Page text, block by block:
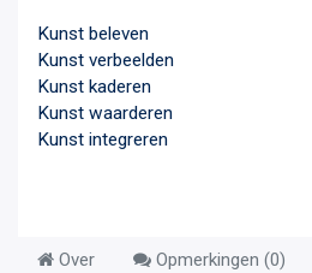
Kunst beleven
Kunst verbeelden
Kunst kaderen
Kunst waarderen
Kunst integreren
Over Opmerkingen (0)